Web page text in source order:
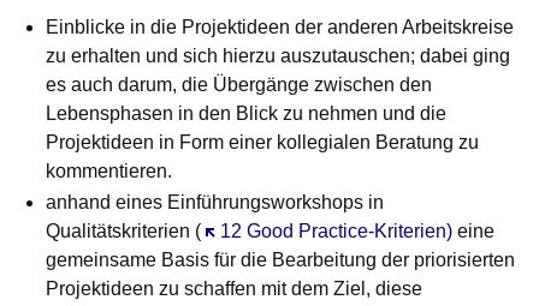
Einblicke in die Projektideen der anderen Arbeitskreise
zu erhalten und sich hierzu auszutauschen; dabei ging
es auch darum, die Übergänge zwischen den
Lebensphasen in den Blick zu nehmen und die
Projektideen in Form einer kollegialen Beratung zu
kommentieren.
anhand eines Einführungsworkshops in
Qualitätskriterien (
12 Good Practice-Kriterien)
Öffnet sich in einem neuen Fenster
eine
gemeinsame Basis für die Bearbeitung der priorisierten
Projektideen zu schaffen mit dem Ziel, diese